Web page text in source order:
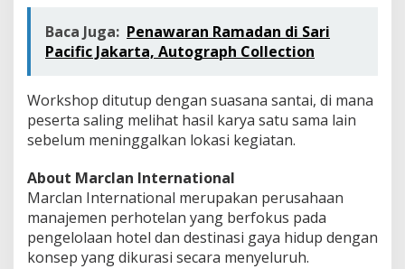
Baca Juga: Penawaran Ramadan di Sari
Pacific Jakarta, Autograph Collection
Workshop ditutup dengan suasana santai, di mana
peserta saling melihat hasil karya satu sama lain
sebelum meninggalkan lokasi kegiatan.
About Marclan International
Marclan International merupakan perusahaan
manajemen perhotelan yang berfokus pada
pengelolaan hotel dan destinasi gaya hidup dengan
konsep yang dikurasi secara menyeluruh.